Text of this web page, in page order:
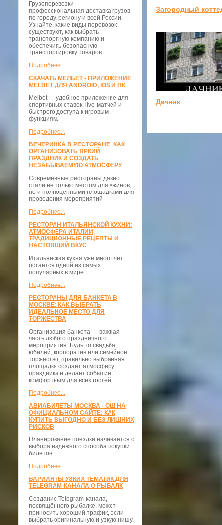
Грузоперевозки —
профессиональная доставка грузов
по городу, региону и всей России.
Узнайте, какие виды перевозок
существуют, как выбрать
транспортную компанию и
обеспечить безопасную
транспортировку товаров.
Подробнее...
СКАЧАТЬ МЕЛБЕТ - ПРИЛОЖЕНИЕ
MELBET ДЛЯ ANDROID, IOS И ПК
Melbet — удобное приложение для
спортивных ставок, live-матчей и
быстрого доступа к игровым
функциям.
Подробнее...
ВЕЧЕРИНКА В РЕСТОРАНЕ: КАК
ОРГАНИЗОВАТЬ ЯРКИЙ
ПРАЗДНИК И СОЗДАТЬ
НЕЗАБЫВАЕМУЮ АТМОСФЕРУ
Современные рестораны давно
стали не только местом для ужинов,
но и полноценными площадками для
проведения мероприятий
Подробнее...
РЕСТОРАН ИТАЛЬЯНСКОЙ КУХНИ:
АТМОСФЕРА ИТАЛИИ,
ТРАДИЦИОННЫЕ РЕЦЕПТЫ И
НАСТОЯЩИЙ ВКУС
Итальянская кухня уже много лет
остается одной из самых
популярных в мире.
Подробнее...
РЕСТОРАНЫ ДЛЯ БАНКЕТА В
МОСКВЕ: КАК ВЫБРАТЬ
ИДЕАЛЬНОЕ МЕСТО ДЛЯ
ТОРЖЕСТВА
Организация банкета — важная
часть любого праздничного
мероприятия. Будь то свадьба,
юбилей, корпоратив или семейное
торжество, правильно выбранная
площадка создает атмосферу
праздника и делает событие
комфортным для всех гостей
Подробнее...
АВИАБИЛЕТЫ МОСКВА - ОШ НА
ОФИЦИАЛЬНОМ САЙТЕ: КАК
КУПИТЬ ВЫГОДНО И БЕЗ ЛИШНИХ
РИСКОВ
Планирование поездки начинается с
выбора надежного способа покупки
билетов.
Подробнее...
ВАРИАНТЫ УЗКИХ ТЕМАТИК ДЛЯ
TELEGRAM-КАНАЛА О РЫБАЛК
Создание Telegram-канала,
посвящённого рыбалке, может
приносить хороший трафик, если
выбрать оригинальную и узкую нишу.
Загородный
Дачник